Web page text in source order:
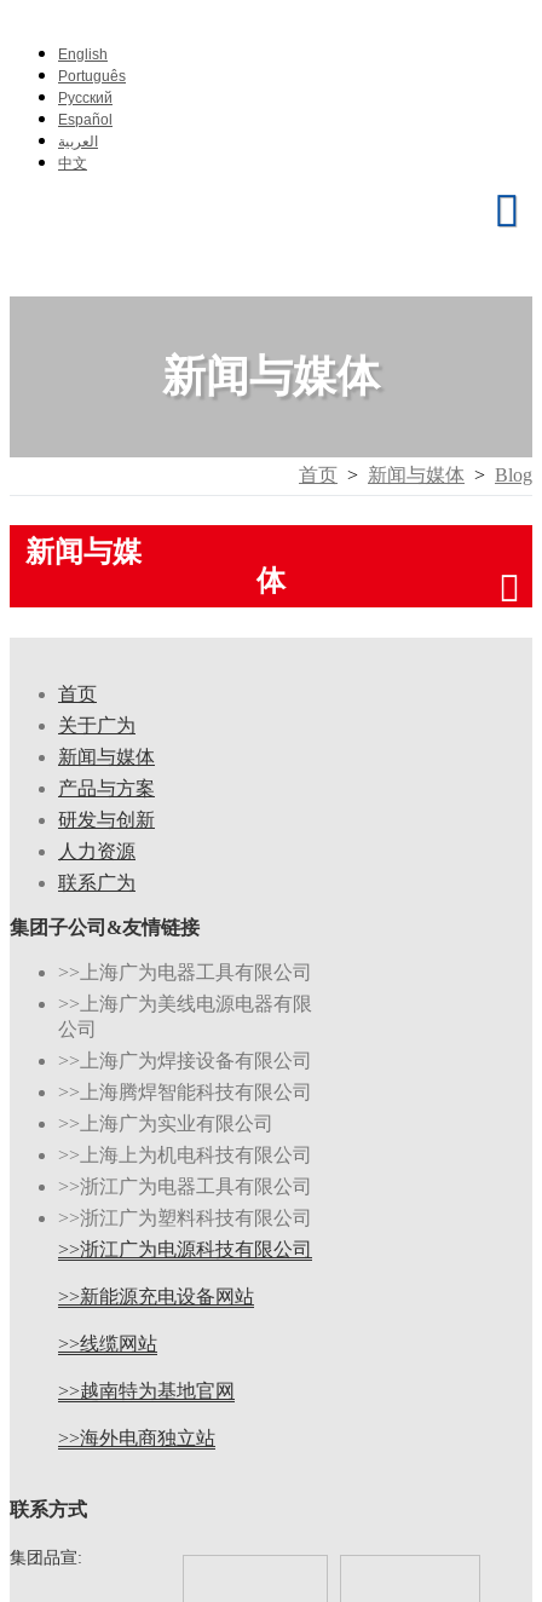
English
Português
Pусский
Español
العربية
中文
新闻与媒体
首页 > 新闻与媒体 > Blog
新闻与媒
体
首页
关于广为
新闻与媒体
产品与方案
研发与创新
人力资源
联系广为
集团子公司&友情链接
>>上海广为电器工具有限公司
>>上海广为美线电源电器有限
公司
>>上海广为焊接设备有限公司
>>上海腾焊智能科技有限公司
>>上海广为实业有限公司
>>上海上为机电科技有限公司
>>浙江广为电器工具有限公司
>>浙江广为塑料科技有限公司
>>浙江广为电源科技有限公司
>>新能源充电设备网站
>>线缆网站
>>越南特为基地官网
>>海外电商独立站
联系方式
集团品宣: